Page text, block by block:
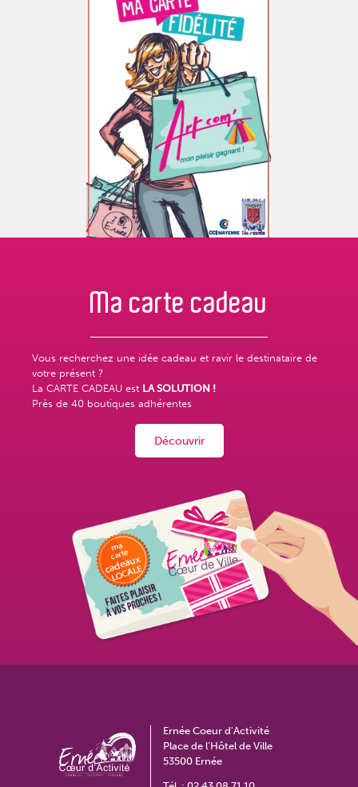
Ma carte cadeau
Vous recherchez une idée cadeau et ravir le destinataire de
votre présent ?
La CARTE CADEAU est LA SOLUTION !
Près de 40 boutiques adhérentes
Découvrir
Ernée Coeur d'Activité
Place de l’Hôtel de Ville
53500 Ernée